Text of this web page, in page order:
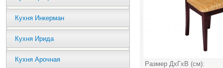
Кухня Инкерман
Кухня Ирида
Кухня Арочная
Размер ДхГхВ (см):